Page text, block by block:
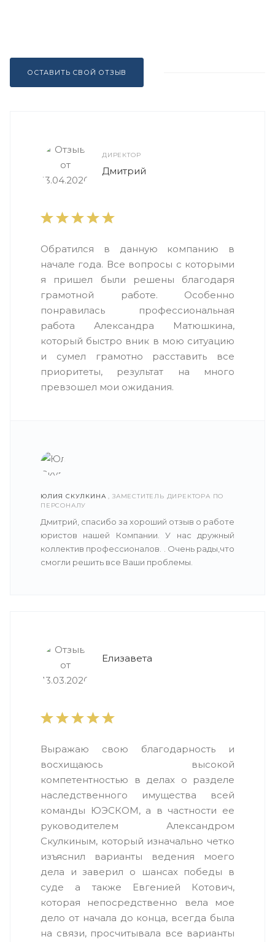
ОСТАВИТЬ СВОЙ ОТЗЫВ
ДИРЕКТОР
Дмитрий
Обратился в данную компанию в
начале года. Все вопросы с которыми
я пришел были решены благодаря
грамотной работе. Особенно
понравилась профессиональная
работа Александра Матюшкина,
который быстро вник в мою ситуацию
и сумел грамотно расставить все
приоритеты, результат на много
превзошел мои ожидания.
ЮЛИЯ СКУЛКИНА , ЗАМЕСТИТЕЛЬ ДИРЕКТОРА ПО
ПЕРСОНАЛУ
Дмитрий, спасибо за хороший отзыв о работе
юристов нашей Компании. У нас дружный
коллектив профессионалов. . Очень рады,что
смогли решить все Ваши проблемы.
Елизавета
Выражаю свою благодарность и
восхищаюсь высокой
компетентностью в делах о разделе
наследственного имущества всей
команды ЮЭСКОМ, а в частности ее
руководителем Александром
Скулкиным, который изначально четко
изъяснил варианты ведения моего
дела и заверил о шансах победы в
суде а также Евгенией Котович,
которая непосредственно вела мое
дело от начала до конца, всегда была
на связи, просчитывала все варианты